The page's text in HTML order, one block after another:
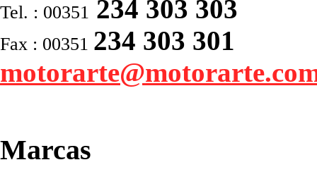
Tel. : 00351 234 303 303
Fax : 00351 234 303 301
Marcas